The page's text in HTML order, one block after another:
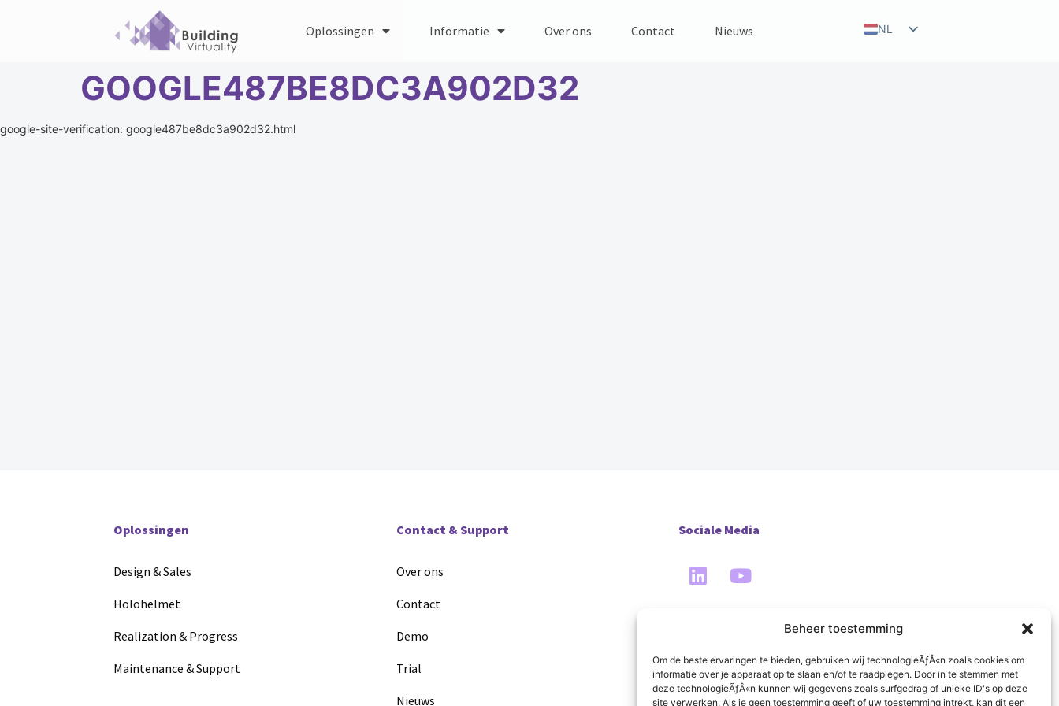
Beheer toestemming
Om de beste ervaringen te bieden, gebruiken wij technologieÃƒÂ«n zoals cookies om
informatie over je apparaat op te slaan en/of te raadplegen. Door in te stemmen met
deze technologieÃƒÂ«n kunnen wij gegevens zoals surfgedrag of unieke ID's op deze
site verwerken. Als je geen toestemming geeft of uw toestemming intrekt, kan dit een
Oplossingen Informatie Over ons Contact Nieuws
NL
GOOGLE487BE8DC3A902D32
google-site-verification: google487be8dc3a902d32.html
Oplossingen
Design & Sales
Holohelmet
Realization & Progress
Maintenance & Support
Contact & Support
Over ons
Contact
Demo
Trial
Nieuws
Sociale Media